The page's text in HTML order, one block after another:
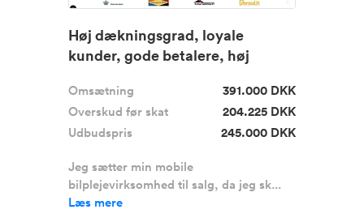
Høj dækningsgrad, loyale
kunder, gode betalere, høj
Omsætning
391.000 DKK
Overskud før skat
204.225 DKK
Udbudspris
245.000 DKK
Jeg sætter min mobile
bilplejevirksomhed til salg, da jeg sk...
Læs mere